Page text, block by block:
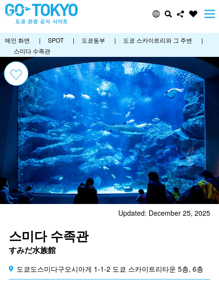
메인 화면 | SPOT | 도쿄동부 | 도쿄 스카이트리와 그 주변
|
스미다 수족관
Updated: December 25, 2025
스미다 수족관
すみだ水族館
도쿄도스미다구오시아게 1-1-2 도쿄 스카이트리타운 5층, 6층